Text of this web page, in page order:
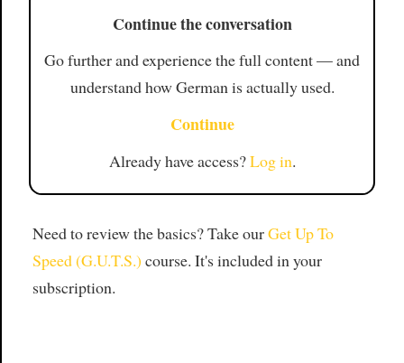
Continue the conversation
Go further and experience the full content — and
understand how German is actually used.
Continue
Already have access?Log in.
Need to review the basics? Take ourGet Up To
Speed (G.U.T.S.) course. It's included in your
subscription.